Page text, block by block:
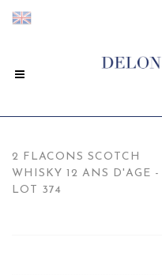
2 FLACONS SCOTCH
WHISKY 12 ANS D'AGE -
LOT 374